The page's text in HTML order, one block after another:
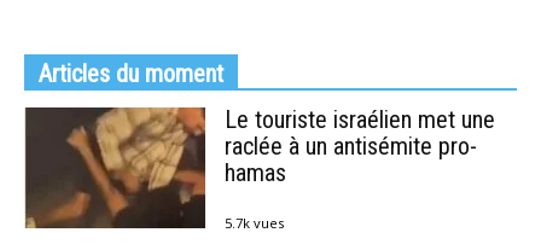
Articles du moment
Le touriste israélien met une
raclée à un antisémite pro-
hamas
5.7k vues